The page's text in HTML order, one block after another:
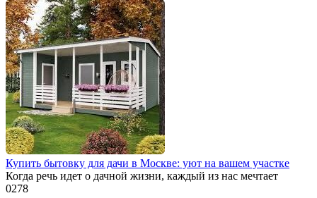
Купить бытовку для дачи в Москве: уют на вашем участке
Когда речь идет о дачной жизни, каждый из нас мечтает
0278